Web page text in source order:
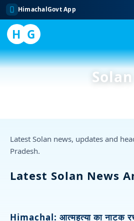
HimachalGovt App
H G
Skip
to
Solan
Latest Solan news, updates and
Pradesh.
Latest Solan News
Himachal: आत्महत्या का नाटक